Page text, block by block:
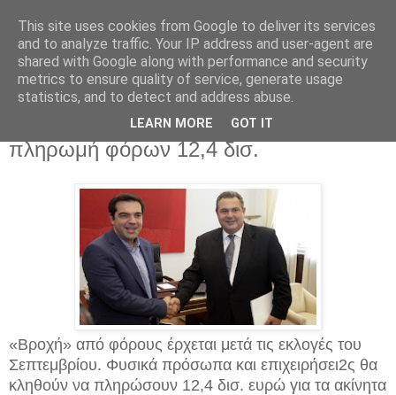
Κυριακή 30 Αυγούστου 2015
Από την κάλπη, στην εφορία για
πληρωμή φόρων 12,4 δισ.
«Βροχή» από φόρους έρχεται μετά τις εκλογές του
Σεπτεμβρίου. Φυσικά πρόσωπα και επιχειρήσει2ς θα
κληθούν να πληρώσουν 12,4 δισ. ευρώ για τα ακίνητα
This site uses cookies from Google to deliver its services
and to analyze traffic. Your IP address and user-agent are
shared with Google along with performance and security
metrics to ensure quality of service, generate usage
statistics, and to detect and address abuse.
LEARN MORE GOT IT